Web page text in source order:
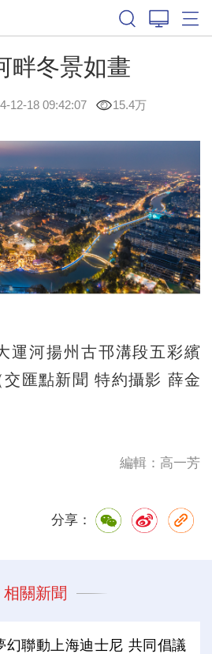
畔冬景如畫
12-18 09:42:07 15.4万
河揚州古邗溝段五彩繽
匯點新聞 特約攝影 薛金
編輯：高一芳
分享：
相關新聞
幻聯動上海迪士尼 共同倡議